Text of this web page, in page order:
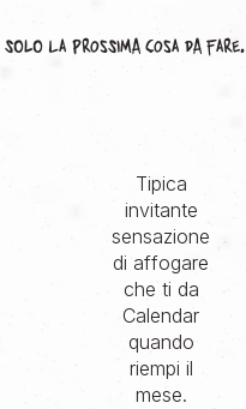
la prossima cosa da fare.
Tipica
invitante
sensazione
di affogare
che ti da
Calendar
quando
riempi il
mese.